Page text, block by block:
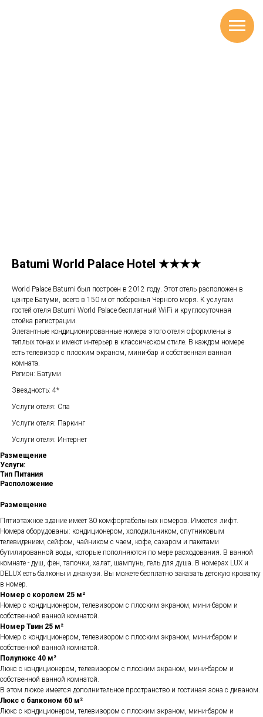
Batumi World Palace Hotel ★★★★
World Palace Batumi был построен в 2012 году. Этот отель расположен в
центре Батуми, всего в 150 м от побережья Черного моря. К услугам
гостей отеля Batumi World Palace бесплатный WiFi и круглосуточная
стойка регистрации.
Элегантные кондиционированные номера этого отеля оформлены в
теплых тонах и имеют интерьер в классическом стиле. В каждом номере
есть телевизор с плоским экраном, мини-бар и собственная ванная
комната.
Регион: Батуми
Звездность: 4*
Услуги отеля: Спа
Услуги отеля: Паркинг
Услуги отеля: Интернет
Размещение
Услуги:
Тип Питания
Расположение
Размещение
Пятиэтажное здание имеет 30 комфортабельных номеров. Имеется лифт.
Номера оборудованы: кондиционером, холодильником, спутниковым
телевидением, сейфом, чайником с чаем, кофе, сахаром и пакетами
бутилированной воды, которые пополняются по мере расходования. В ванной
комнате - душ, фен, тапочки, халат, шампунь, гель для душа. В номерах LUX и
DELUX есть балконы и джакузи. Вы можете бесплатно заказать детскую кроватку
в номер.
Номер с королем 25 м²
Номер с кондиционером, телевизором с плоским экраном, мини-баром и
собственной ванной комнатой.
Номер Твин 25 м²
Номер с кондиционером, телевизором с плоским экраном, мини-баром и
собственной ванной комнатой.
Полулюкс 40 м²
Люкс с кондиционером, телевизором с плоским экраном, мини-баром и
собственной ванной комнатой.
В этом люксе имеется дополнительное пространство и гостиная зона с диваном.
Люкс с балконом 60 м²
Люкс с кондиционером, телевизором с плоским экраном, мини-баром и